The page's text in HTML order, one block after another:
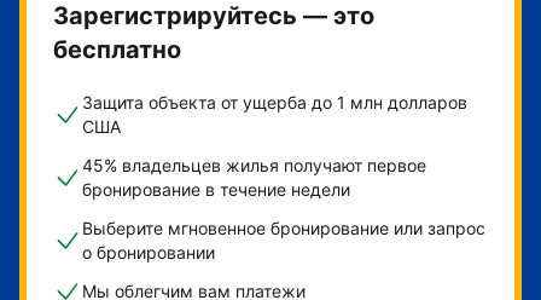
Зарегистрируйтесь — это
бесплатно
Защита объекта от ущерба до 1 млн долларов
США
45% владельцев жилья получают первое
бронирование в течение недели
Выберите мгновенное бронирование или запрос
о бронировании
Мы облегчим вам платежи